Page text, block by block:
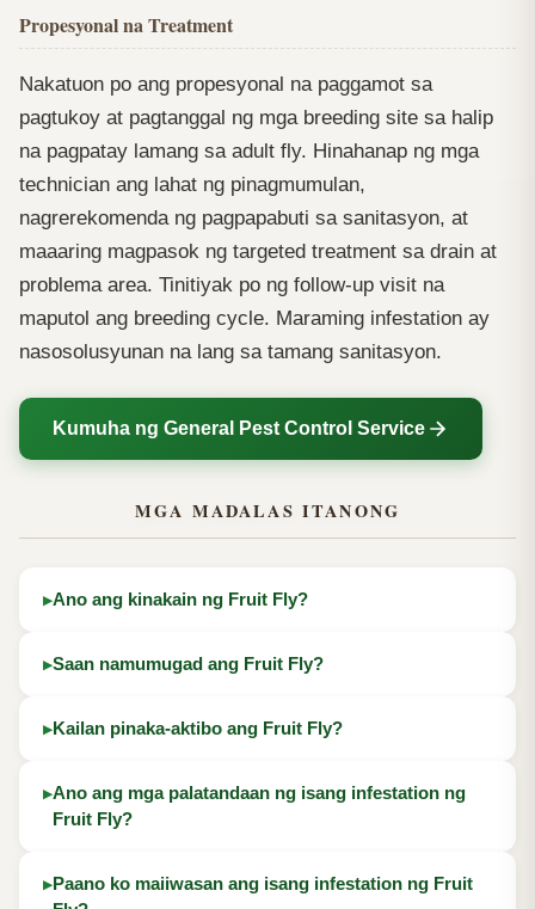
Propesyonal na Treatment
Nakatuon po ang propesyonal na paggamot sa
pagtukoy at pagtanggal ng mga breeding site sa halip
na pagpatay lamang sa adult fly. Hinahanap ng mga
technician ang lahat ng pinagmumulan,
nagrerekomenda ng pagpapabuti sa sanitasyon, at
maaaring magpasok ng targeted treatment sa drain at
problema area. Tinitiyak po ng follow-up visit na
maputol ang breeding cycle. Maraming infestation ay
nasosolusyunan na lang sa tamang sanitasyon.
Kumuha ng General Pest Control Service
MGA MADALAS ITANONG
Ano ang kinakain ng Fruit Fly?
Saan namumugad ang Fruit Fly?
Kailan pinaka-aktibo ang Fruit Fly?
Ano ang mga palatandaan ng isang infestation ng
Fruit Fly?
Paano ko maiiwasan ang isang infestation ng Fruit